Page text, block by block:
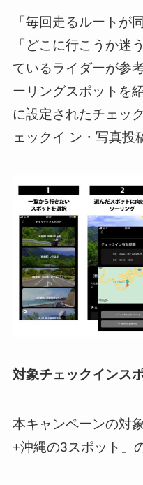
「毎回走るルートが
「どこに行こうか
ているライダーが参
ーリングスポットを
に設定されたチェッ
ェックイ ン・写真投
対象チェックインス
本キャンペーンの対
+沖縄の3スポット」